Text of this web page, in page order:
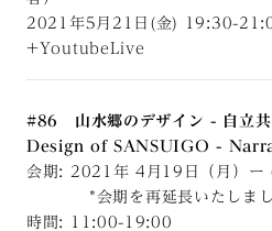
2021年5月21日(金) 19:30-
+YoutubeLive
#86 山水郷のデザイン - 自立共
Design of SANSUIGO -
会期: 2021年 4月19日（月）ー
*会期を再延長いたしまし
時間: 11:00-19:00